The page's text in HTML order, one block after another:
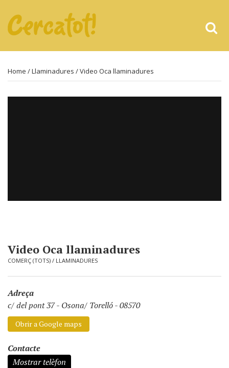
Home /Llaminadures / Video Oca llaminadures
Video Oca llaminadures
COMERÇ (TOTS) / LLAMINADURES
Adreça
c/ del pont 37- Osona/ Torelló - 08570
Obrir a Google maps
Contacte
Mostrar telèfon